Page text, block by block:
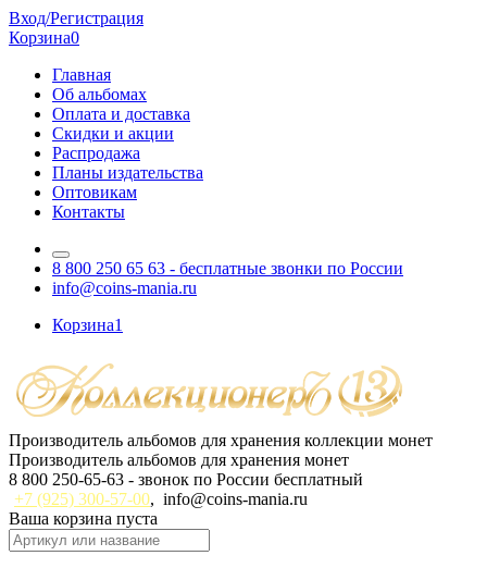
Вход/Регистрация
Корзина0
Главная
Об альбомах
Оплата и доставка
Скидки и акции
Распродажа
Планы издательства
Оптовикам
Контакты
8 800 250 65 63 - бесплатные звонки по России
info@coins-mania.ru
Корзина1
Производитель альбомов для хранения коллекции монет
Производитель альбомов для хранения монет
8 800 250-65-63 - звонок по России бесплатный
+7 (925) 300-57-00, info@coins-mania.ru
Ваша корзина пуста